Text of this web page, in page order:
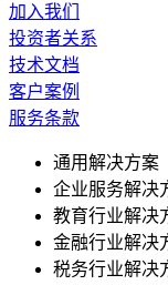
加入我们
投资者关系
技术文档
客户案例
服务条款
通用解决方案
企业服务解决
教育行业解决
金融行业解决
税务行业解决